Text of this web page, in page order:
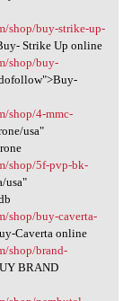
shop/buy-strike-up-
Strike Up online
shop/buy-
shop/4-mmc-
usa"
shop/5f-pvp-bk-
usa"
shop/buy-caverta-
Caverta online
shop/brand-
BRAND